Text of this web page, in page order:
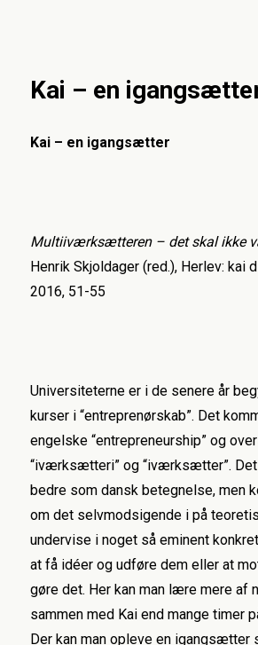
Kai – en
Kai – en igangsætter
Multiiværksætteren – det skal ikke
Henrik Skjoldager (red.), Herlev: kai
2016, 51-55
Universiteterne er i de senere år
kurser i “entreprenørskab”. Det
engelske “entrepreneurship” og
“iværksætteri” og “iværksætter”.
bedre som dansk betegnelse, men
om det selvmodsigende i på
undervise i noget så eminent
at få idéer og udføre dem eller at
gøre det. Her kan man lære mere af
sammen med Kai end mange timer
Der kan man opleve en igangsætter